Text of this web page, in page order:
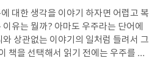
각이 이것과 비슷함을 생각해 보았다.
는 음식을 만드는데 사용하고 누구는
치이다.. 같은 물건이지만 사
에 사용한다는 것을 이 책을 읽으면서 다
잘해서 나라는 흥하
.. 왕의 힘이 나약해서 왕
도 있고.. 여자에게 잡혀서 조
대한 생각을 이야기 하자면 어렵고 복
도 우주라는 단어에
상관없는 이야기의 일처럼 들려서 그